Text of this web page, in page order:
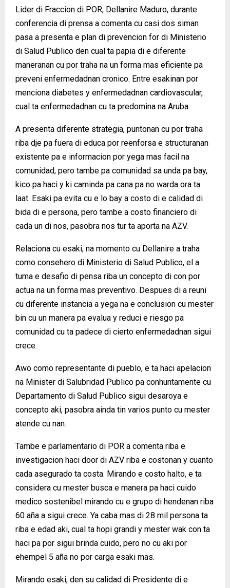
Lider di Fraccion di POR, Dellanire Maduro, durante
conferencia di prensa a comenta cu casi dos siman
pasa a presenta e plan di prevencion for di Ministerio
di Salud Publico den cual ta papia di e diferente
maneranan cu por traha na un forma mas eficiente pa
preveni enfermedadnan cronico. Entre esakinan por
menciona diabetes y enfermedadnan cardiovascular,
cual ta enfermedadnan cu ta predomina na Aruba.
A presenta diferente strategia, puntonan cu por traha
riba dje pa fuera di educa por reenforsa e structuranan
existente pa e informacion por yega mas facil na
comunidad, pero tambe pa comunidad sa unda pa bay,
kico pa haci y ki caminda pa cana pa no warda ora ta
laat. Esaki pa evita cu e lo bay a costo di e calidad di
bida di e persona, pero tambe a costo financiero di
cada un di nos, pasobra nos tur ta aporta na AZV.
Relaciona cu esaki, na momento cu Dellanire a traha
como consehero di Ministerio di Salud Publico, el a
tuma e desafio di pensa riba un concepto di con por
actua na un forma mas preventivo. Despues di a reuni
cu diferente instancia a yega na e conclusion cu mester
bin cu un manera pa evalua y reduci e riesgo pa
comunidad cu ta padece di cierto enfermedadnan sigui
crece.
Awo como representante di pueblo, e ta haci apelacion
na Minister di Salubridad Publico pa conhuntamente cu
Departamento di Salud Publico sigui desaroya e
concepto aki, pasobra ainda tin varios punto cu mester
atende cu nan.
Tambe e parlamentario di POR a comenta riba e
investigacion haci door di AZV riba e costonan y cuanto
cada asegurado ta costa. Mirando e costo halto, e ta
considera cu mester busca e manera pa haci cuido
medico sostenibel mirando cu e grupo di hendenan riba
60 aña a sigui crece. Ya caba mas di 28 mil persona ta
riba e edad aki, cual ta hopi grandi y mester wak con ta
haci pa por sigui brinda cuido, pero no cu aki por
ehempel 5 aña no por carga esaki mas.
Mirando esaki, den su calidad di Presidente di e